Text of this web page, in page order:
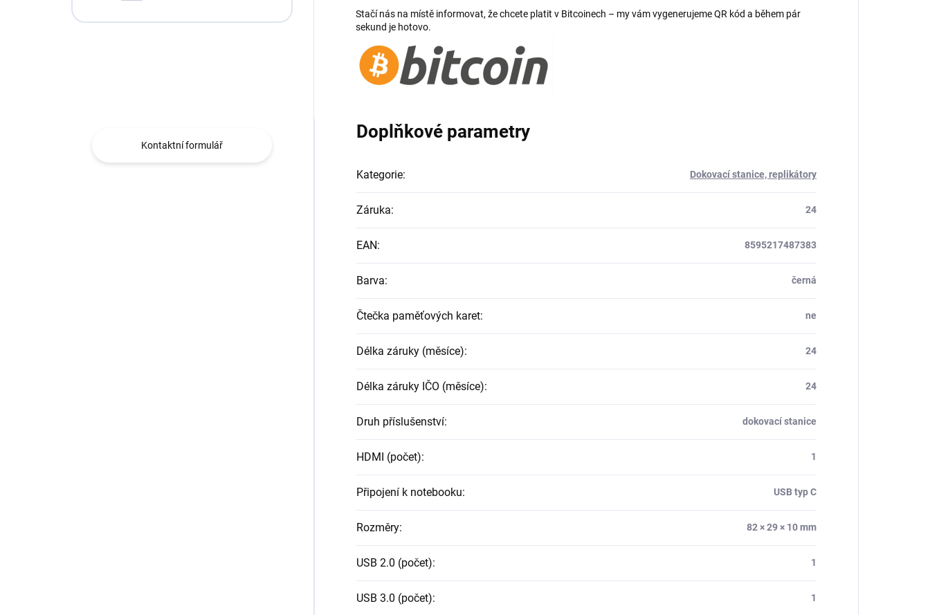
Kontaktní formulář
Stačí nás na místě informovat, že chcete platit v Bitcoinech – my vám vygenerujeme QR kód a během pár
sekund je hotovo.
Doplňkové parametry
Kategorie: Dokovací stanice, replikátory
Záruka: 24
EAN: 8595217487383
Barva: černá
Čtečka paměťových karet: ne
Délka záruky (měsíce): 24
Délka záruky IČO (měsíce): 24
Druh příslušenství: dokovací stanice
HDMI (počet): 1
Připojení k notebooku: USB typ C
Rozměry: 82 × 29 × 10 mm
USB 2.0 (počet): 1
USB 3.0 (počet): 1